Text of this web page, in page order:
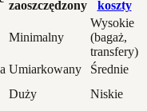
zaoszczędzony
koszty
Minimalny
Wysokie
(bagaż,
transfery)
Umiarkowany
Średnie
Duży Niskie